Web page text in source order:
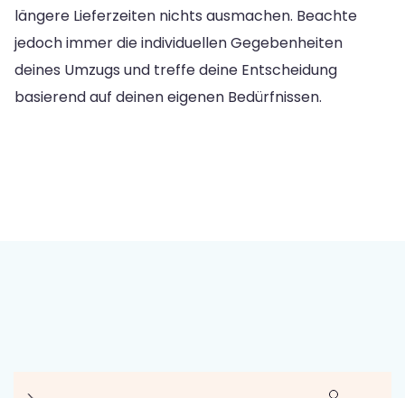
längere Lieferzeiten nichts ausmachen. Beachte
jedoch immer die individuellen Gegebenheiten
deines Umzugs und treffe deine Entscheidung
basierend auf deinen eigenen Bedürfnissen.